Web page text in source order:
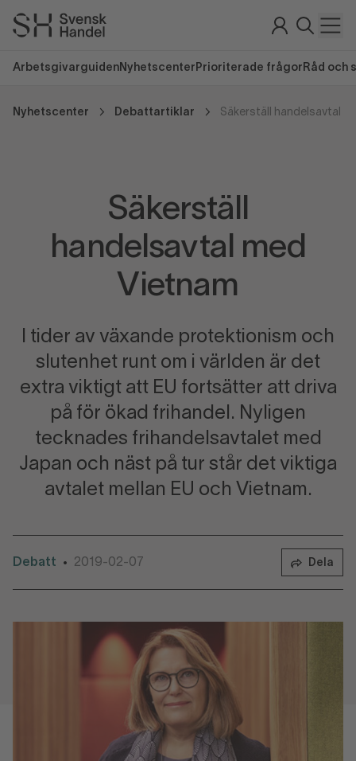
Arbetsgivarguiden Nyhetscenter Prioriterade frågor Råd och
Nyhetscenter Debattartiklar Säkerställ handelsavtal
Säkerställ
handelsavtal med
Vietnam
I tider av växande protektionism och
slutenhet runt om i världen är det
extra viktigt att EU fortsätter att driva
på för ökad frihandel. Nyligen
tecknades frihandelsavtalet med
Japan och näst på tur står det viktiga
avtalet mellan EU och Vietnam.
Debatt • 2019-02-07 Dela